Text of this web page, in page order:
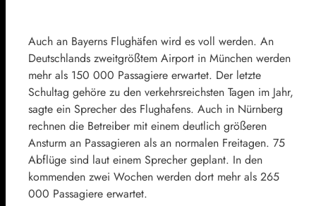
Auch an Bayerns Flughäfen wird es voll werden. An
Deutschlands zweitgrößtem Airport in München werden
mehr als 150 000 Passagiere erwartet. Der letzte
Schultag gehöre zu den verkehrsreichsten Tagen im Jahr,
sagte ein Sprecher des Flughafens. Auch in Nürnberg
rechnen die Betreiber mit einem deutlich größeren
Ansturm an Passagieren als an normalen Freitagen. 75
Abflüge sind laut einem Sprecher geplant. In den
kommenden zwei Wochen werden dort mehr als 265
000 Passagiere erwartet.